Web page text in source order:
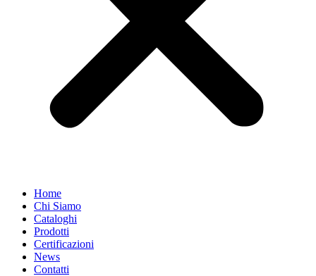
Home
Chi Siamo
Cataloghi
Prodotti
Certificazioni
News
Contatti